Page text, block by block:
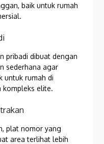
baik untuk rumah
pribadi dibuat dengan
sederhana agar
untuk rumah di
kompleks elite.
plat nomor yang
area terlihat lebih